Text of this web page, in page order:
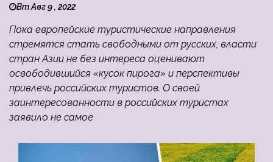
Вт Авг 9 , 2022
Пока европейские туристические направления
стремятся стать свободными от русских, власти
стран Азии не без интереса оценивают
освободившийся «кусок пирога» и перспективы
привлечь российских туристов. О своей
заинтересованности в российских туристах
заявило не самое